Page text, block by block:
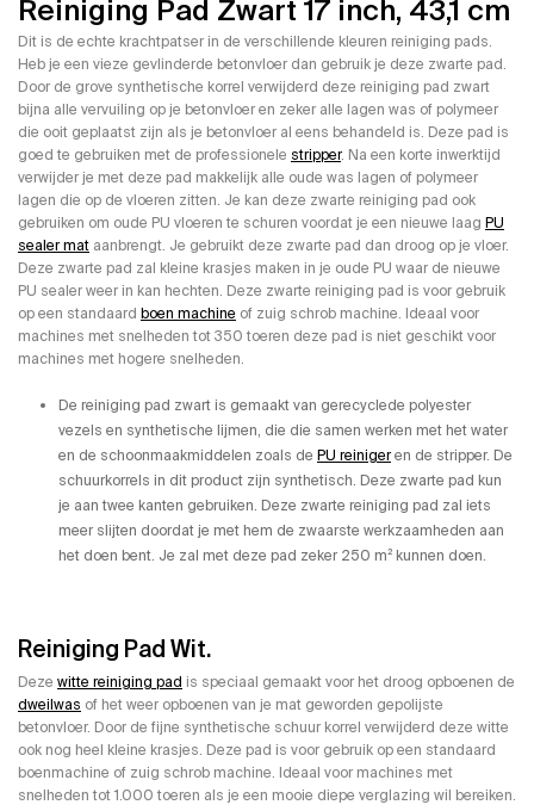
Reiniging Pad Zwart 17 inch, 43,1 cm
Dit is de echte krachtpatser in de verschillende kleuren reiniging pads.
Heb je een vieze gevlinderde betonvloer dan gebruik je deze zwarte pad.
Door de grove synthetische korrel verwijderd deze reiniging pad zwart
bijna alle vervuiling op je betonvloer en zeker alle lagen was of polymeer
die ooit geplaatst zijn als je betonvloer al eens behandeld is. Deze pad is
goed te gebruiken met de professionele stripper. Na een korte inwerktijd
verwijder je met deze pad makkelijk alle oude was lagen of polymeer
lagen die op de vloeren zitten. Je kan deze zwarte reiniging pad ook
gebruiken om oude PU vloeren te schuren voordat je een nieuwe laag PU
sealer mat aanbrengt. Je gebruikt deze zwarte pad dan droog op je vloer.
Deze zwarte pad zal kleine krasjes maken in je oude PU waar de nieuwe
PU sealer weer in kan hechten. Deze zwarte reiniging pad is voor gebruik
op een standaard boen machine of zuig schrob machine. Ideaal voor
machines met snelheden tot 350 toeren deze pad is niet geschikt voor
machines met hogere snelheden.
De reiniging pad zwart is gemaakt van gerecyclede polyester
vezels en synthetische lijmen, die die samen werken met het water
en de schoonmaakmiddelen zoals de PU reinigeren de stripper. De
schuurkorrels in dit product zijn synthetisch. Deze zwarte pad kun
je aan twee kanten gebruiken. Deze zwarte reiniging pad zal iets
meer slijten doordat je met hem de zwaarste werkzaamheden aan
het doen bent. Je zal met deze pad zeker 250 m² kunnen doen.
Reiniging Pad Wit.
Deze witte reiniging pad is speciaal gemaakt voor het droog opboenen de
dweilwas of het weer opboenen van je mat geworden gepolijste
betonvloer. Door de fijne synthetische schuur korrel verwijderd deze witte
ook nog heel kleine krasjes. Deze pad is voor gebruik op een standaard
boenmachine of zuig schrob machine. Ideaal voor machines met
snelheden tot 1.000 toeren als je een mooie diepe verglazing wil bereiken.